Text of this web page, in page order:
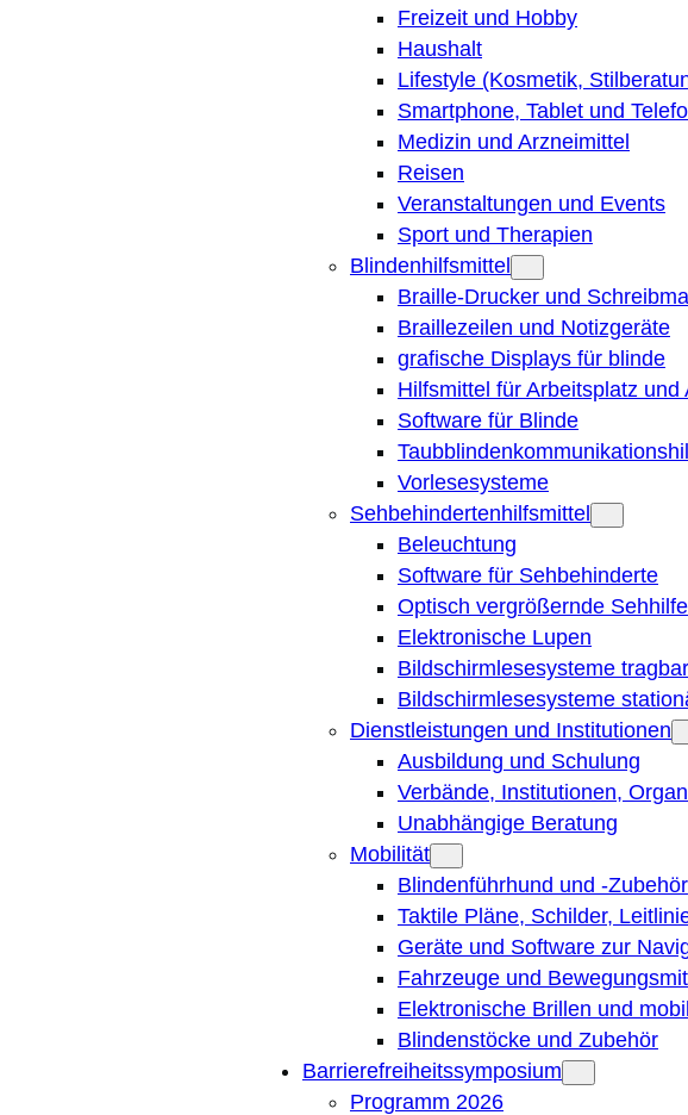
Freizeit und Hobby
Haushalt
Lifestyle (Kosmetik,
Smartphone, Tablet und
Medizin und Arzneimittel
Reisen
Veranstaltungen und Events
Sport und Therapien
Blindenhilfsmittel
Braille-Drucker und
Braillezeilen und Notizgeräte
grafische Displays für blinde
Hilfsmittel für Arbeitsplatz und
Software für Blinde
Vorlesesysteme
Sehbehindertenhilfsmittel
Beleuchtung
Software für Sehbehinderte
Optisch vergrößernde
Elektronische Lupen
Bildschirmlesesysteme tragbar
Bildschirmlesesysteme
Dienstleistungen und Institutionen
Ausbildung und Schulung
Verbände, Institutionen,
Unabhängige Beratung
Mobilität
Blindenführhund und -Zubehör
Taktile Pläne, Schilder,
Geräte und Software zur
Fahrzeuge und
Elektronische Brillen und
Blindenstöcke und Zubehör
Barrierefreiheitssymposium
Programm 2026